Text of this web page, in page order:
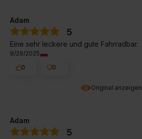
Original anzeigen
Adam
5
Eine sehr leckere und gute Fahrradbar.
9/29/2025
0
0
Adam
5